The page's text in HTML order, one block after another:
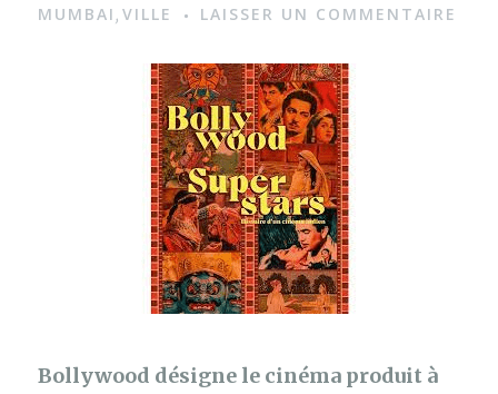
MUMBAI,VILLE LAISSER UN COMMENTAIRE
Bollywood désigne le cinéma produit à